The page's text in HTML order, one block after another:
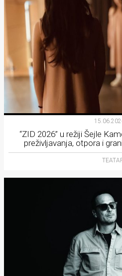
“ZID 2026” u režiji Šejle
preživljavanja, otpora i